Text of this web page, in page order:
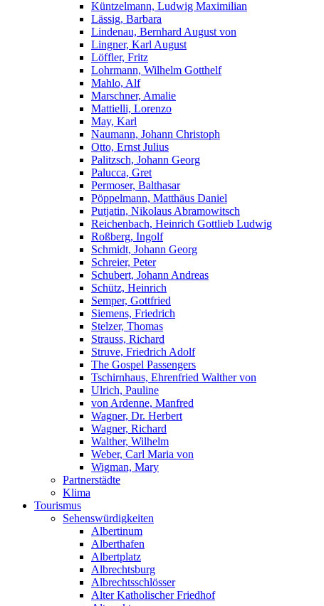
Küntzelmann, Ludwig Maximilian
Lässig, Barbara
Lindenau, Bernhard August von
Lingner, Karl August
Löffler, Fritz
Lohrmann, Wilhelm Gotthelf
Mahlo, Alf
Marschner, Amalie
Mattielli, Lorenzo
May, Karl
Naumann, Johann Christoph
Otto, Ernst Julius
Palitzsch, Johann Georg
Palucca, Gret
Permoser, Balthasar
Pöppelmann, Matthäus Daniel
Putjatin, Nikolaus Abramowitsch
Reichenbach, Heinrich Gottlieb Ludwig
Roßberg, Ingolf
Schmidt, Johann Georg
Schreier, Peter
Schubert, Johann Andreas
Schütz, Heinrich
Semper, Gottfried
Siemens, Friedrich
Stelzer, Thomas
Strauss, Richard
Struve, Friedrich Adolf
The Gospel Passengers
Tschirnhaus, Ehrenfried Walther von
Ulrich, Pauline
von Ardenne, Manfred
Wagner, Dr. Herbert
Wagner, Richard
Walther, Wilhelm
Weber, Carl Maria von
Wigman, Mary
Partnerstädte
Klima
Tourismus
Sehenswürdigkeiten
Albertinum
Alberthafen
Albertplatz
Albrechtsburg
Albrechtsschlösser
Alter Katholischer Friedhof